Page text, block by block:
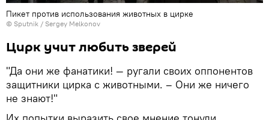
Пикет против использования животных в цирке
© Sputnik / Sergey Melkonov
Цирк учит любить зверей
"Да они же фанатики! — ругали своих оппонентов
защитники цирка с животными. – Они же ничего
не знают!"